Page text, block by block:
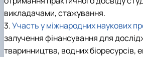
викладачами, стажування.
3.Участь у міжнародних наукових
залучення фінансування для
тваринництва, водних біоресурсів,